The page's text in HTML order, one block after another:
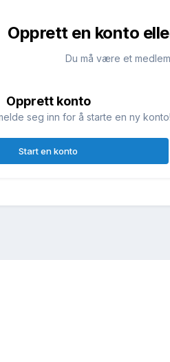
Opprett en konto
Du må være et
Opprett konto
seg inn for å starte en ny konto!
Start en konto